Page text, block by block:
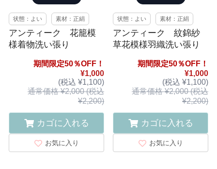
状態：よい 素材：正絹
アンティーク 花籠模
様着物洗い張り
期間限定50％OFF！
¥1,000
(税込 ¥1,100)
通常価格 ¥2,000 (税込
¥2,200)
カゴに入れる
お気に入り
状態：よい 素材：正絹
アンティーク 紋錦紗
草花模様羽織洗い張り
期間限定50％OFF！
¥1,000
(税込 ¥1,100)
通常価格 ¥2,000 (税込
¥2,200)
カゴに入れる
お気に入り